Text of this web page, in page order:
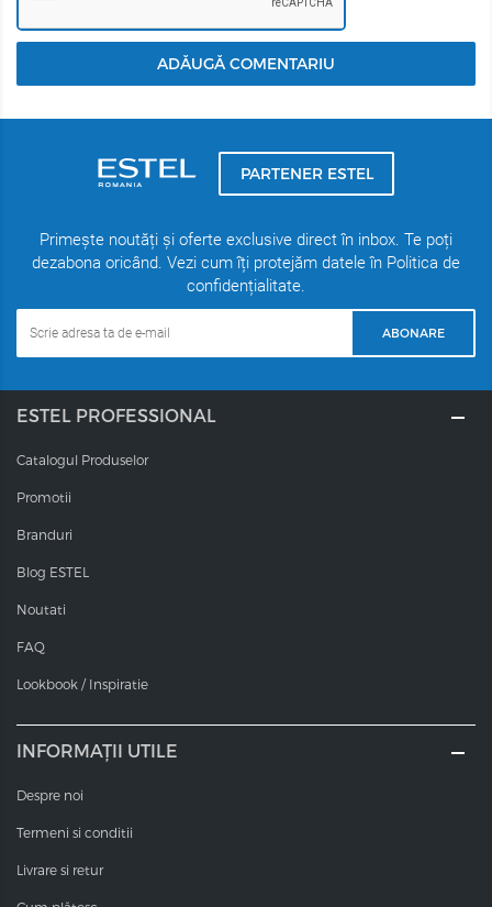
ADĂUGĂ COMENTARIU
PARTENER ESTEL
Primește noutăți și oferte exclusive direct în inbox. Te poți
dezabona oricând. Vezi cum îți protejăm datele în Politica de
confidențialitate.
ABONARE
ESTEL PROFESSIONAL
Catalogul Produselor
Promotii
Branduri
Blog ESTEL
Noutati
FAQ
Lookbook / Inspiratie
INFORMAȚII UTILE
Despre noi
Termeni si conditii
Livrare si retur